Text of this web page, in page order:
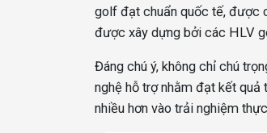
golf đạt chuẩn quốc tế, được
được xây dựng bởi các HLV
Đáng chú ý, không chỉ chú
nghệ hỗ trợ nhằm đạt kết
nhiều hơn vào trải nghiệm